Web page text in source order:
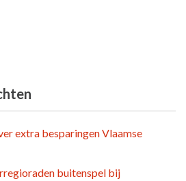
extra besparingen Vlaamse
buitenspel bij